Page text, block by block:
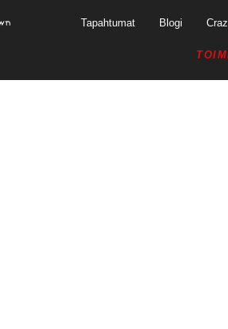
Tapahtumat Blogi